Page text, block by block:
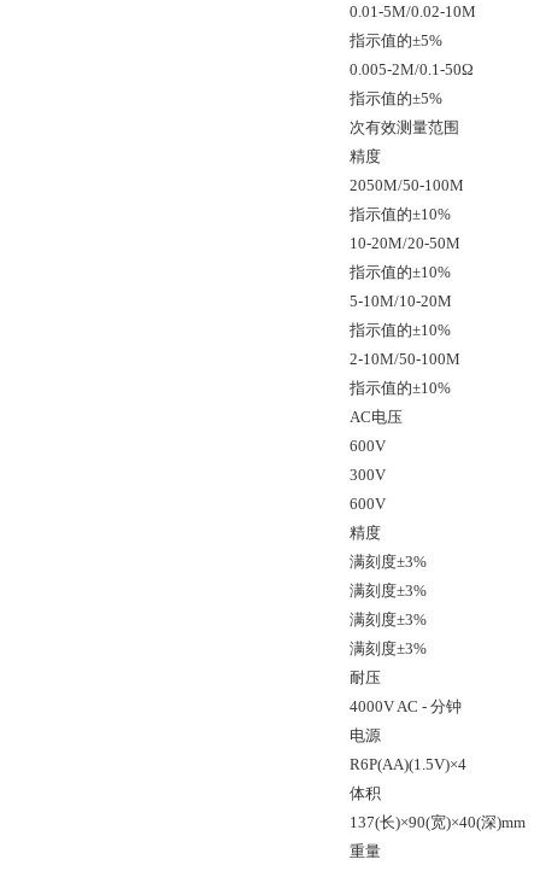
0.01-5M/0.02-10M
指示值的±5%
0.005-2M/0.1-50Ω
指示值的±5%
次有效测量范围
精度
2050M/50-100M
指示值的±10%
10-20M/20-50M
指示值的±10%
5-10M/10-20M
指示值的±10%
2-10M/50-100M
指示值的±10%
AC电压
600V
300V
600V
精度
满刻度±3%
满刻度±3%
满刻度±3%
满刻度±3%
耐压
4000V AC - 分钟
电源
R6P(AA)(1.5V)×4
体积
137(长)×90(宽)×40(深)mm
重量